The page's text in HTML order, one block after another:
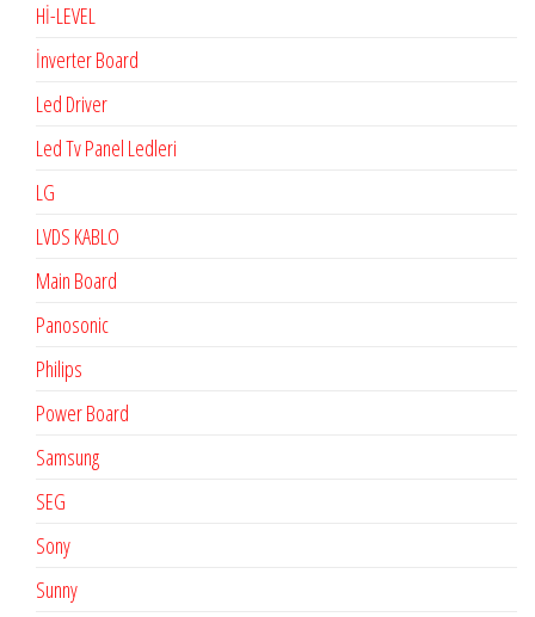
Hİ-LEVEL
İnverter Board
Led Driver
Led Tv Panel Ledleri
LG
LVDS KABLO
Main Board
Panosonic
Philips
Power Board
Samsung
SEG
Sony
Sunny